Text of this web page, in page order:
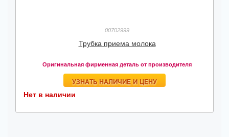
00702999
Трубка приема молока
Оригинальная фирменная деталь от производителя
УЗНАТЬ НАЛИЧИЕ И ЦЕНУ
Нет в наличии